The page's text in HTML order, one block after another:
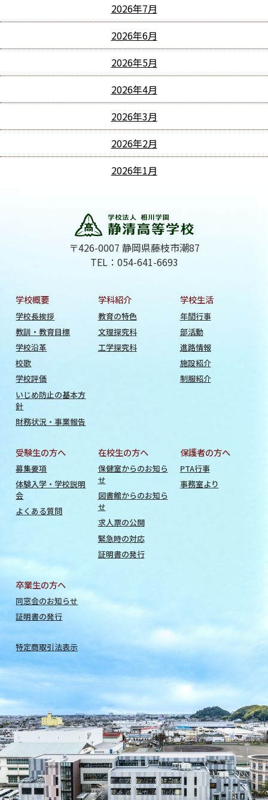
2026年7月
2026年6月
2026年5月
2026年4月
2026年3月
2026年2月
2026年1月
〒426-0007 静岡県藤枝市潮87
TEL：054-641-6693
学校概要
学校長挨拶
教訓・教育目標
学校沿革
校歌
学校評価
いじめ防止の基本方
針
財務状況・事業報告
学科紹介
教育の特色
文理探究科
工学探究科
学校生活
年間行事
部活動
進路情報
施設紹介
制服紹介
受験生の方へ
募集要項
体験入学・学校説明
会
よくある質問
在校生の方へ
保健室からのお知ら
せ
図書館からのお知ら
せ
求人票の公開
緊急時の対応
証明書の発行
保護者の方へ
PTA行事
事務室より
卒業生の方へ
同窓会のお知らせ
証明書の発行
特定商取引法表示